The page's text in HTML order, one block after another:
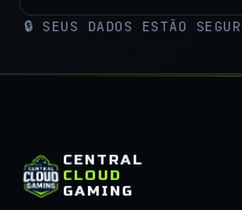
🔒 SEUS DADOS ESTÃO
CENTRAL
CLOUD
GAMING